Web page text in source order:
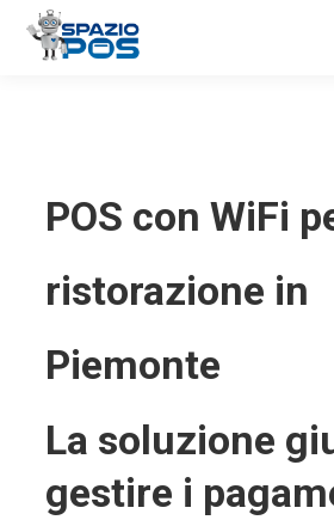
POS con WiFi
ristorazione in
Piemonte
La soluzione
gestire i